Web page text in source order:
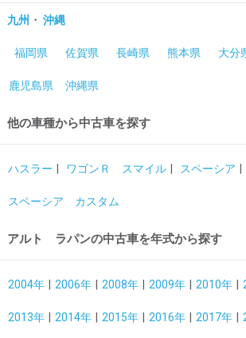
九州 ・ 沖縄
福岡県 佐賀県 長崎県 熊本県 大分
鹿児島県 沖縄県
他の車種から中古車を探す
ハスラー ワゴンＲ スマイル スペーシア
スペーシア カスタム
アルト ラパンの中古車を年式から探す
2004年 2006年 2008年 2009年 2010年
2013年 2014年 2015年 2016年 2017年